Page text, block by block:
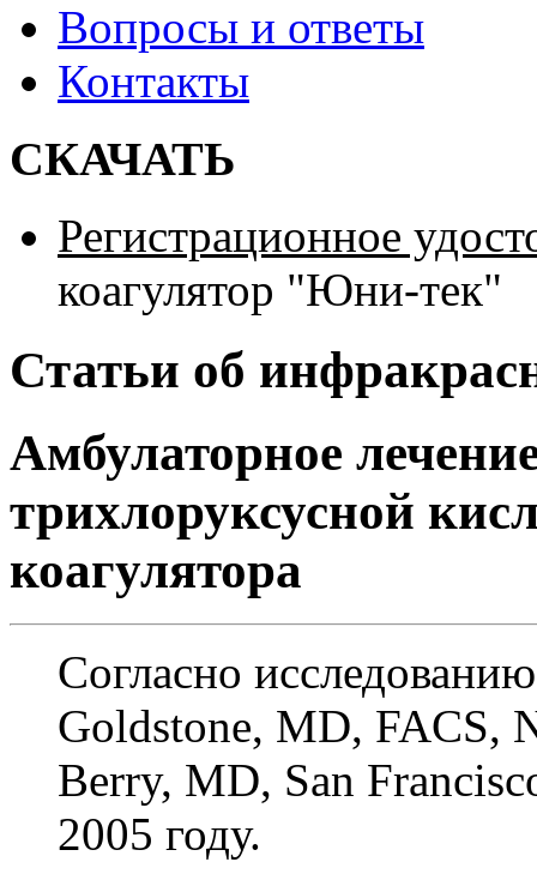
Вопросы и ответы
Контакты
СКАЧАТЬ
Регистрационное
коагулятор "Юни-тек"
Статьи об
Амбулаторное
трихлоруксусной
коагулятора
Согласно
Goldstone, MD, FACS,
Berry, MD, San
2005 году.